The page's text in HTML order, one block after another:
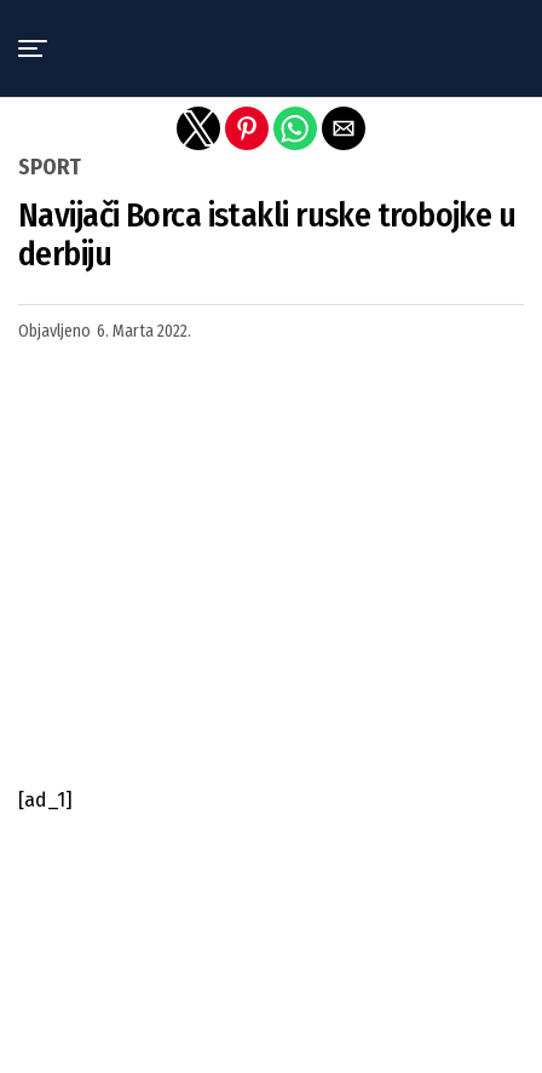
SPORT
Navijači Borca istakli ruske trobojke u
derbiju
Objavljeno 6. Marta 2022.
[ad_1]